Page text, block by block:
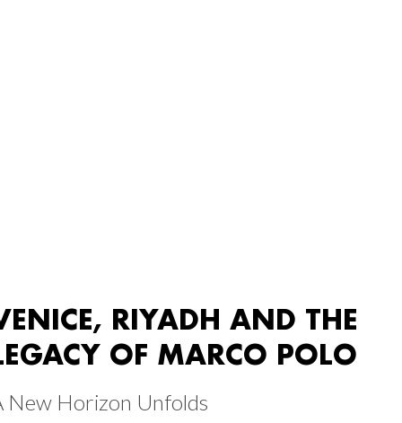
RIYADH AND THE
OF MARCO POLO
New Horizon Unfolds